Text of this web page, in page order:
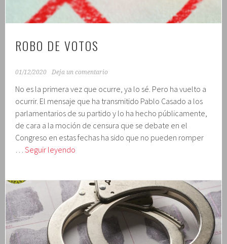
ROBO DE VOTOS
01/12/2020 Deja un comentario
No es la primera vez que ocurre, ya lo sé. Pero ha vuelto a
ocurrir. El mensaje que ha transmitido Pablo Casado a los
parlamentarios de su partido y lo ha hecho públicamente,
de cara a la moción de censura que se debate en el
Congreso en estas fechas ha sido que no pueden romper
…Seguir leyendo